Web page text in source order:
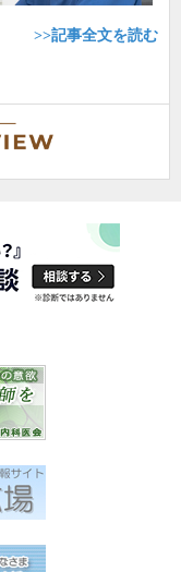
>>記事全文を読む